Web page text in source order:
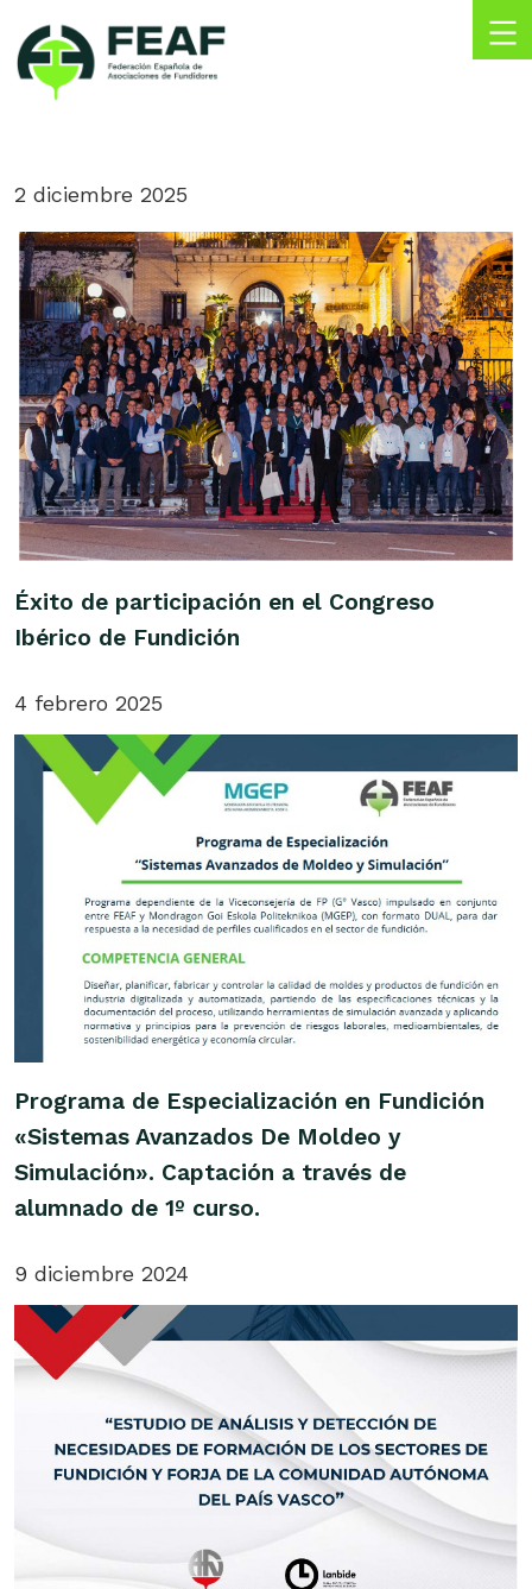
content
Asociaciones
Fundidores
2 diciembre 2025
Éxito de participación en el Congreso
Ibérico de Fundición
4 febrero 2025
Programa de Especialización en Fundición
«Sistemas Avanzados De Moldeo y
Simulación». Captación a través de
alumnado de 1º curso.
9 diciembre 2024